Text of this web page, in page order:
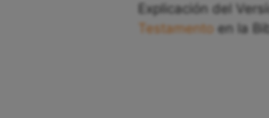
Explicación del
Testamentoen la